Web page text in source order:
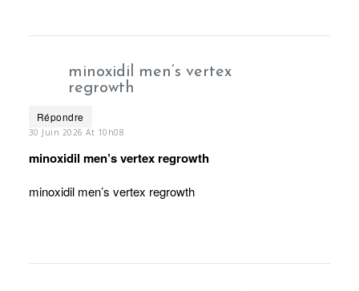
minoxidil men’s vertex
regrowth
Répondre
30 Juin 2026 At 10h08
minoxidil men’s vertex regrowth
minoxidil men’s vertex regrowth